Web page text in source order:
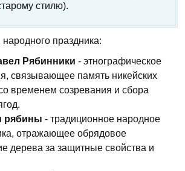
стилю).
праздника:
Рябинники - этнографическое
связывающее память никейских
временем созревания и сбора
рябины - традиционное народное
отражающее обрядовое
дерева за защитные свойства и